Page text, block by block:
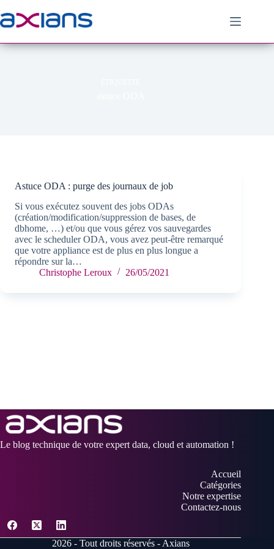
au
contenu
Astuce ODA : purge des journaux de job
Si vous exécutez souvent des jobs ODAs
(création/modification/suppression de bases, de
dbhome, …) et/ou que vous gérez vos sauvegardes
avec le scheduler ODA, vous avez peut-être remarqué
que votre appliance est de plus en plus longue a
répondre sur la…
Christophe Leroux
26/05/2021
Le blog technique de votre expert data, cloud et automation !
Accueil
Catégories
Notre expertise
Contactez-nous
2026 - Tout droits réservés - Axians